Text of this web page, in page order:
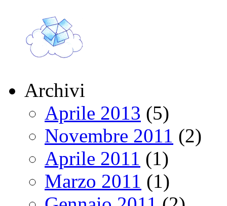
Archivi
Aprile 2013 (5)
Novembre 2011 (2)
Aprile 2011 (1)
Marzo 2011 (1)